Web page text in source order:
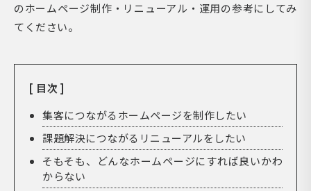
のホームページ制作・リニューアル・運用の参考にしてみ
てください。
[ 目次 ]
集客につながるホームページを制作したい
課題解決につながるリニューアルをしたい
そもそも、どんなホームページにすれば良いかわ
からない